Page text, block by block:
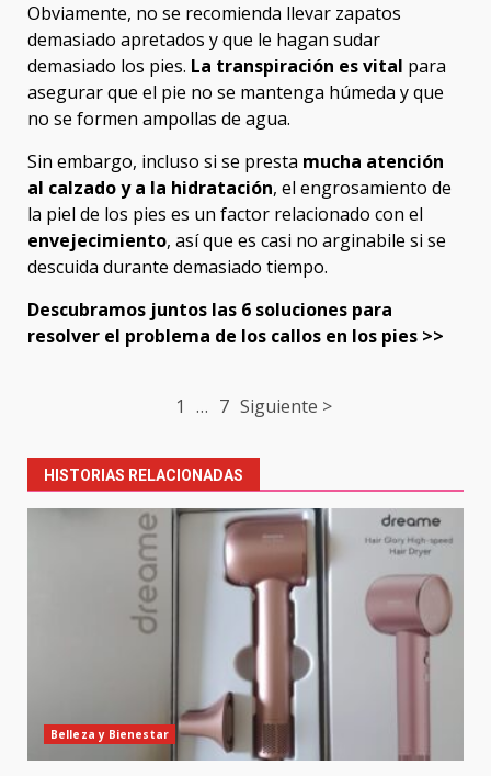
Obviamente, no se recomienda llevar zapatos
demasiado apretados y que le hagan sudar
demasiado los pies. La transpiración es vital para
asegurar que el pie no se mantenga húmeda y que
no se formen ampollas de agua.
Sin embargo, incluso si se presta mucha atención
al calzado y a la hidratación, el engrosamiento de
la piel de los pies es un factor relacionado con el
envejecimiento, así que es casi no arginabile si se
descuida durante demasiado tiempo.
Descubramos juntos las 6 soluciones para
resolver el problema de los callos en los pies >>
1 … 7 Siguiente >
HISTORIAS RELACIONADAS
Belleza y Bienestar